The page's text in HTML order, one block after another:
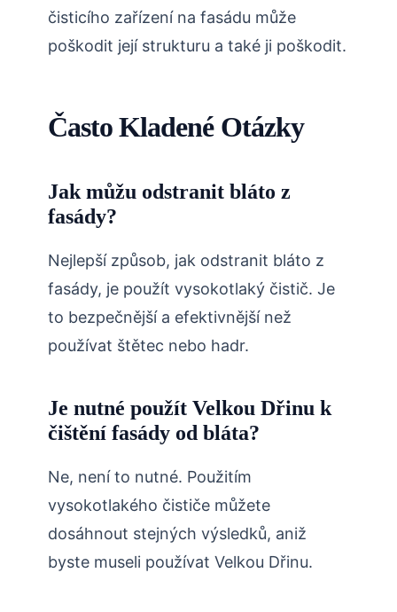
čisticího zařízení na fasádu může
poškodit její strukturu a také ji poškodit.
Často Kladené Otázky
Jak můžu odstranit bláto z
fasády?
Nejlepší způsob, jak odstranit bláto z
fasády, je použít vysokotlaký čistič. Je
to bezpečnější a efektivnější než
používat štětec nebo hadr.
Je nutné použít Velkou Dřinu k
čištění fasády od bláta?
Ne, není to nutné. Použitím
vysokotlakého čističe můžete
dosáhnout stejných výsledků, aniž
byste museli používat Velkou Dřinu.